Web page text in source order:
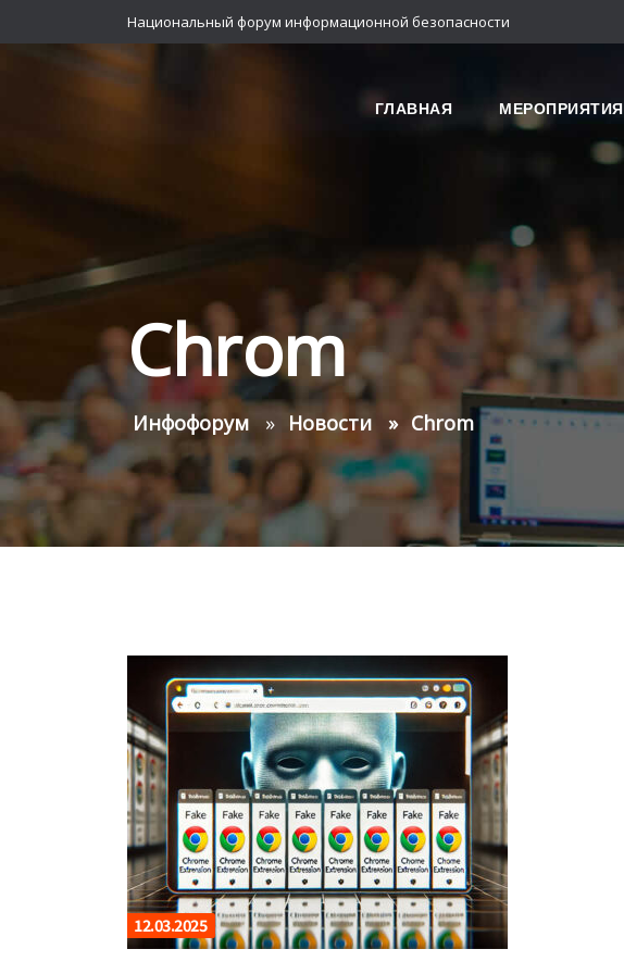
Национальный форум информационной безопасности
ГЛАВНАЯ МЕРОПРИЯТИЯ
Chrom
Инфофорум Новости Chrom
12.03.2025